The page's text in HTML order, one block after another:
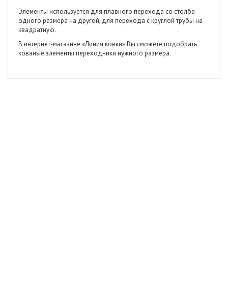
Элементы используется для плавного перехода со столба
одного размера на другой, для перехода с круглой трубы на
квадратную.
В интернет-магазине «Линия ковки» Вы сможете подобрать
кованые элементы переходники нужного размера.